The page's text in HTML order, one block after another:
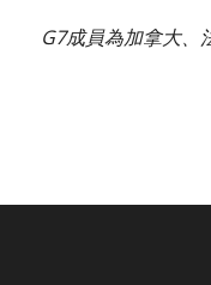
G7成員為加拿大、